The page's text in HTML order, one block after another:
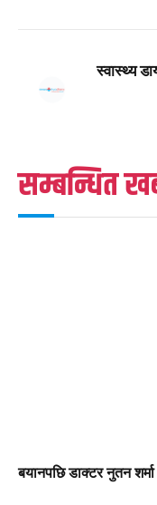
स्वास्थ्य
सम्बन्धित
बयानपछि डाक्टर नुतन शर्मा